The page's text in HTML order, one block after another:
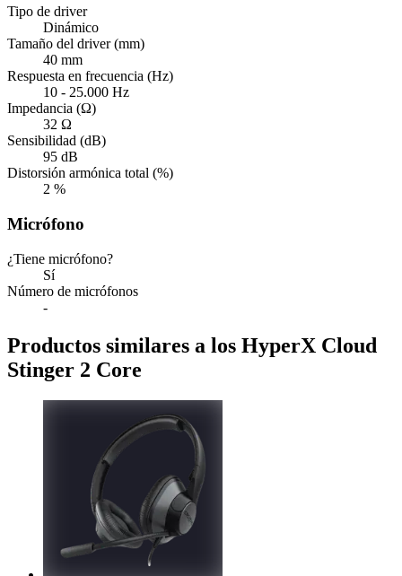
Tipo de driver
Dinámico
Tamaño del driver (mm)
40 mm
Respuesta en frecuencia (Hz)
10 - 25.000 Hz
Impedancia (Ω)
32 Ω
Sensibilidad (dB)
95 dB
Distorsión armónica total (%)
2 %
Micrófono
¿Tiene micrófono?
Sí
Número de micrófonos
-
Productos similares a los HyperX Cloud
Stinger 2 Core